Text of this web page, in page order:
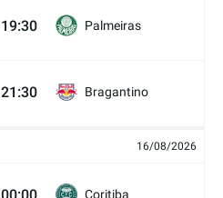
19:30 Palmeiras
21:30 Bragantino
16/08/2026
Coritiba